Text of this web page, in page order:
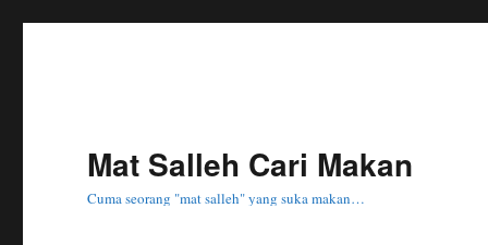
Mat Salleh Cari Makan
Cuma seorang "mat salleh" yang suka makan…